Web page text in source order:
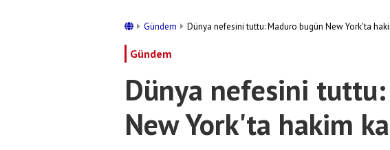
Gündem Dünya nefesini tuttu: Maduro bugün New York'ta
Gündem
Dünya nefesini
New York'ta hakim